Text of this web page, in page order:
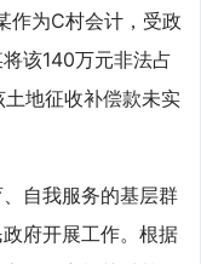
作为C村会计，受政
该140万元非法占
地征收补偿款未实
自我服务的基层群
府开展工作。根据